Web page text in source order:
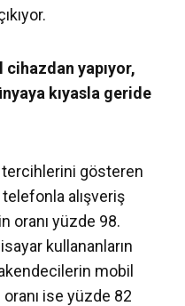
yapıyor,
kıyasla geride
tercihlerini gösteren
telefonla alışveriş
oranı yüzde 98.
kullananların
mobil
oranı ise yüzde 82